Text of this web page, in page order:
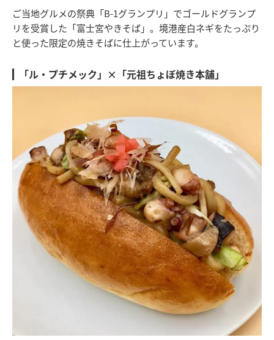
ご当地グルメの祭典「B-1グランプリ」でゴールドグランプ
リを受賞した「富士宮やきそば」。境港産白ネギをたっぷり
と使った限定の焼きそばに仕上がっています。
「ル・プチメック」×「元祖ちょぼ焼き本舗」